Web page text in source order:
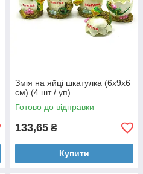
Змія на яйці шкатулка (6х9х6
см) (4 шт / уп)
Готово до відправки
133,65 ₴
Купити